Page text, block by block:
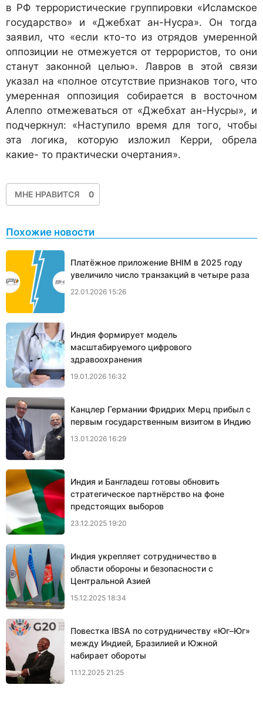
в РФ террористические группировки «Исламское
государство» и «Джебхат ан-Нусра». Он тогда
заявил, что «если кто-то из отрядов умеренной
оппозиции не отмежуется от террористов, то они
станут законной целью». Лавров в этой связи
указал на «полное отсутствие признаков того, что
умеренная оппозиция собирается в восточном
Алеппо отмежеваться от «Джебхат ан-Нусры», и
подчеркнул: «Наступило время для того, чтобы
эта логика, которую изложил Керри, обрела
какие- то практически очертания».
МНЕ НРАВИТСЯ 0
Похожие новости
Платёжное приложение BHIM в 2025 году
увеличило число транзакций в четыре раза
22.01.2026 15:26
Индия формирует модель
масштабируемого цифрового
здравоохранения
19.01.2026 16:32
Канцлер Германии Фридрих Мерц прибыл с
первым государственным визитом в Индию
13.01.2026 16:29
Индия и Бангладеш готовы обновить
стратегическое партнёрство на фоне
предстоящих выборов
23.12.2025 19:20
Индия укрепляет сотрудничество в
области обороны и безопасности с
Центральной Азией
15.12.2025 18:34
Повестка IBSA по сотрудничеству «Юг–Юг»
между Индией, Бразилией и Южной
набирает обороты
11.12.2025 21:25